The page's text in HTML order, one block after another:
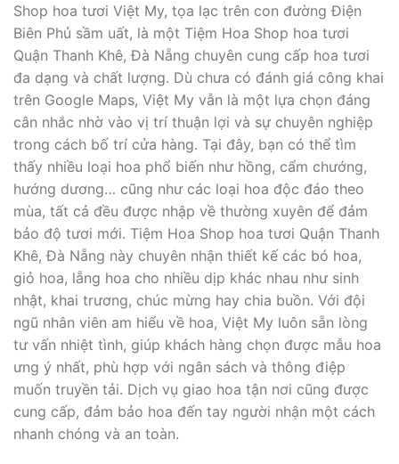
Shop hoa tươi Việt My, tọa lạc trên con đường Điện
Biên Phủ sầm uất, là một Tiệm Hoa Shop hoa tươi
Quận Thanh Khê, Đà Nẵng chuyên cung cấp hoa tươi
đa dạng và chất lượng. Dù chưa có đánh giá công khai
trên Google Maps, Việt My vẫn là một lựa chọn đáng
cân nhắc nhờ vào vị trí thuận lợi và sự chuyên nghiệp
trong cách bố trí cửa hàng. Tại đây, bạn có thể tìm
thấy nhiều loại hoa phổ biến như hồng, cẩm chướng,
hướng dương… cũng như các loại hoa độc đáo theo
mùa, tất cả đều được nhập về thường xuyên để đảm
bảo độ tươi mới. Tiệm Hoa Shop hoa tươi Quận Thanh
Khê, Đà Nẵng này chuyên nhận thiết kế các bó hoa,
giỏ hoa, lẵng hoa cho nhiều dịp khác nhau như sinh
nhật, khai trương, chúc mừng hay chia buồn. Với đội
ngũ nhân viên am hiểu về hoa, Việt My luôn sẵn lòng
tư vấn nhiệt tình, giúp khách hàng chọn được mẫu hoa
ưng ý nhất, phù hợp với ngân sách và thông điệp
muốn truyền tải. Dịch vụ giao hoa tận nơi cũng được
cung cấp, đảm bảo hoa đến tay người nhận một cách
nhanh chóng và an toàn.